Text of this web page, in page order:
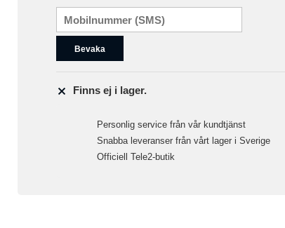
Bevaka
Finns ej i lager.
Personlig service från vår kundtjänst
Snabba leveranser från vårt lager i Sverige
Officiell Tele2-butik